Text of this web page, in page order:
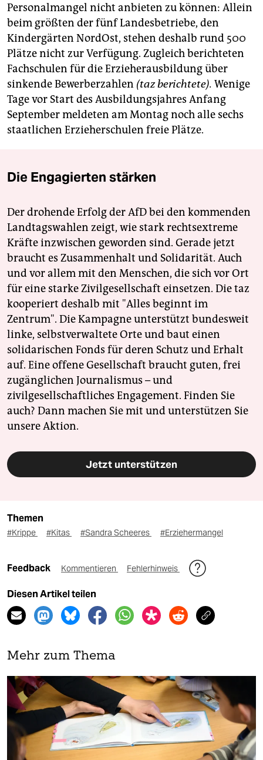
Personalmangel nicht anbieten zu können: Allein
beim größten der fünf Landesbetriebe, den
Kindergärten NordOst, stehen deshalb rund 500
Plätze nicht zur Verfügung. Zugleich berichteten
Fachschulen für die Erzieherausbildung über
sinkende Bewerberzahlen (taz berichtete). Wenige
Tage vor Start des Ausbildungsjahres Anfang
September meldeten am Montag noch alle sechs
staatlichen Erzieherschulen freie Plätze.
Die Engagierten stärken
Der drohende Erfolg der AfD bei den kommenden
Landtagswahlen zeigt, wie stark rechtsextreme
Kräfte inzwischen geworden sind. Gerade jetzt
braucht es Zusammenhalt und Solidarität. Auch
und vor allem mit den Menschen, die sich vor Ort
für eine starke Zivilgesellschaft einsetzen. Die taz
kooperiert deshalb mit "Alles beginnt im
Zentrum". Die Kampagne unterstützt bundesweit
linke, selbstverwaltete Orte und baut einen
solidarischen Fonds für deren Schutz und Erhalt
auf. Eine offene Gesellschaft braucht guten, frei
zugänglichen Journalismus – und
zivilgesellschaftliches Engagement. Finden Sie
auch? Dann machen Sie mit und unterstützen Sie
unsere Aktion.
Jetzt unterstützen
Themen
#Krippe #Kitas #Sandra Scheeres #Erziehermangel
Feedback Kommentieren Fehlerhinweis
Diesen Artikel teilen
Mehr zum Thema